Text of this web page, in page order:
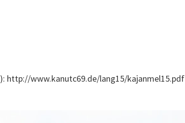
http://www.kanutc69.de/lang15/kajanmel15.pdf